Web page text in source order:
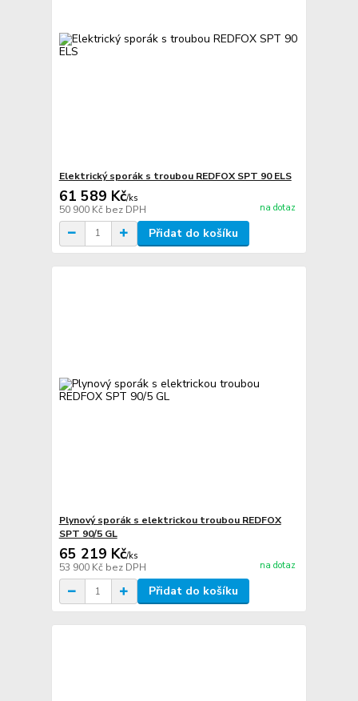
Elektrický sporák s troubou REDFOX SPT 90 ELS
61 589 Kč/ks
50 900 Kč bez DPH na dotaz
Přidat do košíku
Plynový sporák s elektrickou troubou REDFOX
SPT 90/5 GL
65 219 Kč/ks
53 900 Kč bez DPH na dotaz
Přidat do košíku